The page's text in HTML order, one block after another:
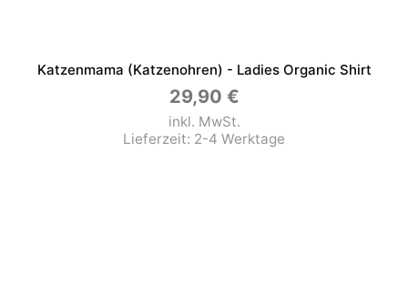
Katzenmama (Katzenohren) - Ladies Organic Shirt
29,90 €
inkl. MwSt.
Lieferzeit: 2-4 Werktage